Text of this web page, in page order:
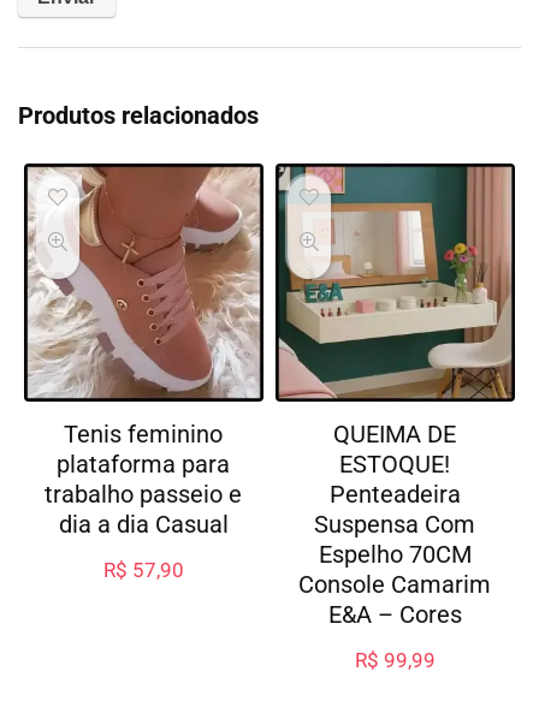
Produtos relacionados
Tenis feminino
plataforma para
trabalho passeio e
dia a dia Casual
R$ 57,90
QUEIMA DE
ESTOQUE!
Penteadeira
Suspensa Com
Espelho 70CM
Console Camarim
E&A – Cores
R$ 99,99